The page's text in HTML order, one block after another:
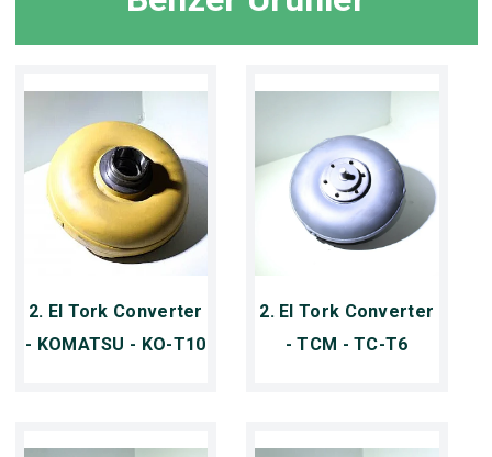
2. El Tork Converter
- KOMATSU - KO-T10
2. El Tork Converter
- TCM - TC-T6